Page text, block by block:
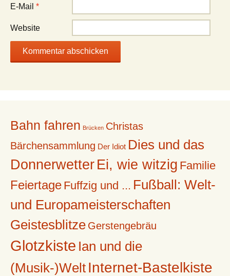
E-Mail *
Website
Bahn fahren Brücken Christas
Bärchensammlung Der Idiot Dies und das
Donnerwetter Ei, wie witzig Familie
Feiertage Fuffzig und ... Fußball: Welt-
und Europameisterschaften
Geistesblitze Gerstengebräu
Glotzkiste Ian und die
(Musik-)Welt Internet-Bastelkiste